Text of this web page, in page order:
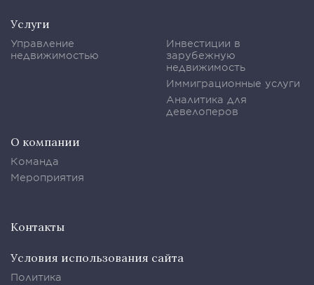
Услуги
Управление
недвижимостью
Инвестиции в
зарубежную
недвижимость
Иммиграционные услуги
Аналитика для
девелоперов
О компании
Команда
Мероприятия
Контакты
Условия использования сайта
Политика